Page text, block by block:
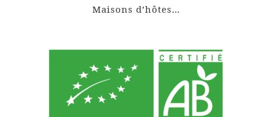
Maisons d’hôtes…